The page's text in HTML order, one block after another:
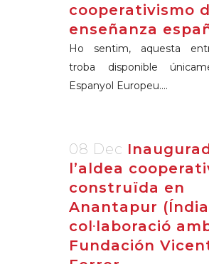
cooperativismo
enseñanza
Ho sentim, aquesta
troba disponible
Espanyol Europeu....
08 Dec
l’aldea
construïda en
Anantapur
col·laboració
Fundación